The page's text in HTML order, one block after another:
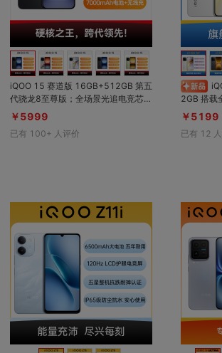
iQOO 15 赛道版 16GB+512GB 第五
代骁龙8至尊版；全场景光追电竞芯Q
3；2K珠峰屏+超声波指纹；7000m
统，热量快速消散，高负载久玩仍稳
￥5999
已有 100+ 人评价
2GB 搭载全新一代「天玑9500 Mon
ster版」
峰屏」配
￥5199
已有 12